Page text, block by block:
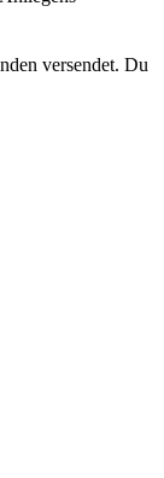
versendet. Du